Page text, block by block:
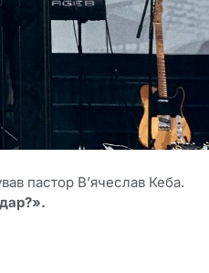
пастор В’ячеслав Кеба.